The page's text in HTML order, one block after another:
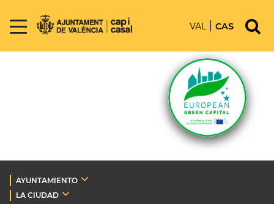
VAL CAS
AYUNTAMIENTO
LA CIUDAD